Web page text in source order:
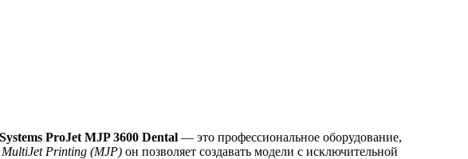
ProJet MJP 3600 Dental — это профессиональное оборудование,
MultiJet Printing (MJP) он позволяет создавать модели с исключительной